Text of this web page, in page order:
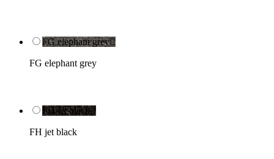
FG elephant grey
FG elephant grey
FH jet black
FH jet black